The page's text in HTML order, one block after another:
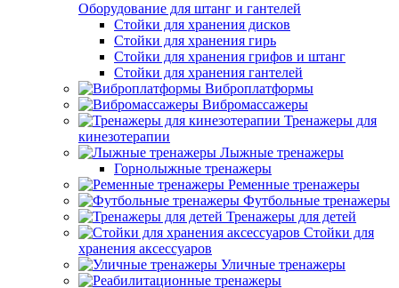
Оборудование для штанг и гантелей
Стойки для хранения дисков
Стойки для хранения гирь
Стойки для хранения грифов и штанг
Стойки для хранения гантелей
Виброплатформы
Вибромассажеры
Тренажеры для
кинезотерапии
Лыжные тренажеры
Горнолыжные тренажеры
Ременные тренажеры
Футбольные тренажеры
Тренажеры для детей
Стойки для
хранения аксессуаров
Уличные тренажеры